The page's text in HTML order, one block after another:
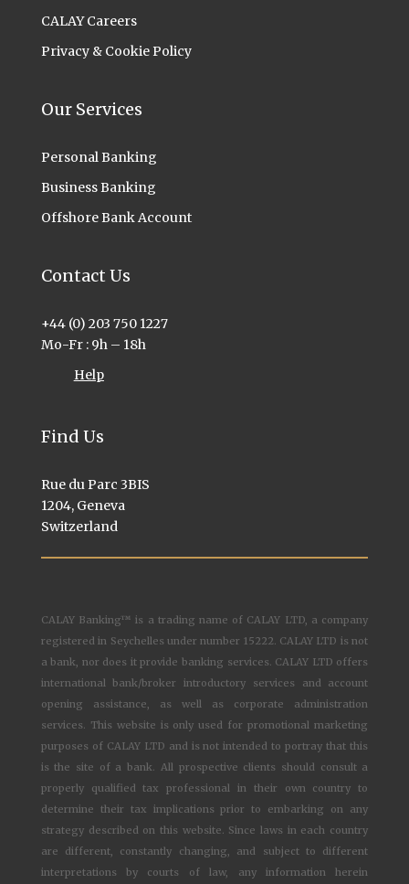
CALAY Careers
Privacy & Cookie Policy
Our Services
Personal Banking
Business Banking
Offshore Bank Account
Contact Us
+44 (0) 203 750 1227
Mo-Fr : 9h – 18h
Help
Find Us
Rue du Parc 3BIS
1204, Geneva
Switzerland
CALAY Banking™ is a trading name of CALAY LTD, a company
registered in Seychelles under number 15222. CALAY LTD is not
a bank, nor does it provide banking services. CALAY LTD offers
international bank/broker introductory services and account
opening assistance, as well as corporate administration
services. This website is only used for promotional marketing
purposes of CALAY LTD and is not intended to portray that this
is the site of a bank. All prospective clients should consult a
properly qualified tax professional in their own country to
determine their tax implications prior to embarking on any
strategy described on this website. Since laws in each country
are different, constantly changing, and subject to different
interpretations by courts of law, any information herein